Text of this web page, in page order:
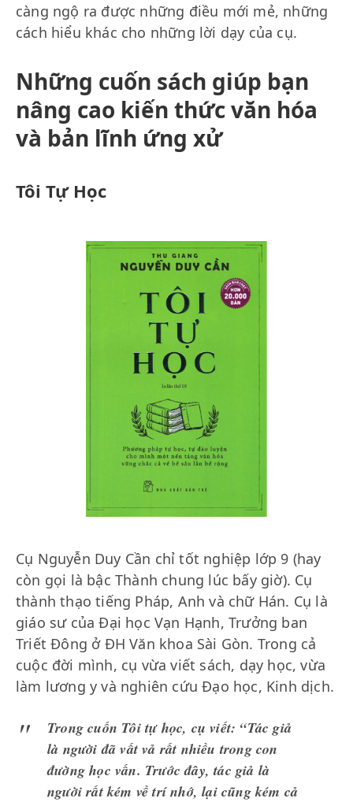
càng ngộ ra được những điều mới mẻ, những
cách hiểu khác cho những lời dạy của cụ.
Những cuốn sách giúp bạn
nâng cao kiến thức văn hóa
và bản lĩnh ứng xử
Tôi Tự Học
Cụ Nguyễn Duy Cần chỉ tốt nghiệp lớp 9 (hay
còn gọi là bậc Thành chung lúc bấy giờ). Cụ
thành thạo tiếng Pháp, Anh và chữ Hán. Cụ là
giáo sư của Đại học Vạn Hạnh, Trưởng ban
Triết Đông ở ĐH Văn khoa Sài Gòn. Trong cả
cuộc đời mình, cụ vừa viết sách, dạy học, vừa
làm lương y và nghiên cứu Đạo học, Kinh dịch.
Trong cuốn Tôi tự học, cụ viết: “Tác giả
là người đã vất vả rất nhiều trong con
đường học vấn. Trước đây, tác giả là
người rất kém về trí nhớ, lại cũng kém cả